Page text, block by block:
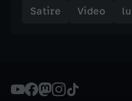
-
.
Satire Video